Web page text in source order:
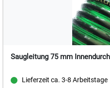
Saugleitung 75 mm
Lieferzeit ca. 3-8 Arbeitstage